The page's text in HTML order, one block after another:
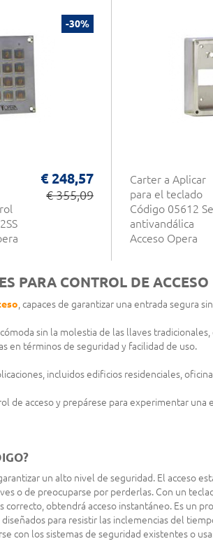
-30%
€ 248,57
€ 355,09
Carter a Aplicar
para el teclado
Código 05612
antivandálica
Acceso Opera
PARA CONTROL DE ACCESO
, capaces de garantizar una entrada segura
sin la molestia de las llaves
en términos de seguridad y facilidad de uso.
incluidos edificios residenciales,
de acceso y prepárese para experimentar
un alto nivel de seguridad. El acceso
o de preocuparse por perderlas. Con un
correcto, obtendrá acceso instantáneo. Es un
para resistir las inclemencias del
con los sistemas de seguridad existentes o